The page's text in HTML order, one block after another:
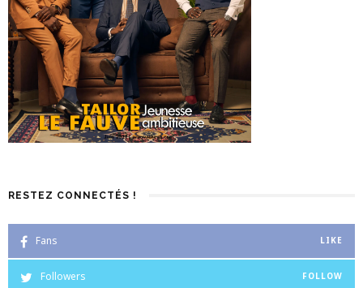
RESTEZ CONNECTÉS !
Fans LIKE
Followers FOLLOW